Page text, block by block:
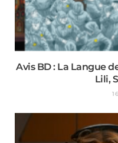
Avis BD : La Langue
Lili,